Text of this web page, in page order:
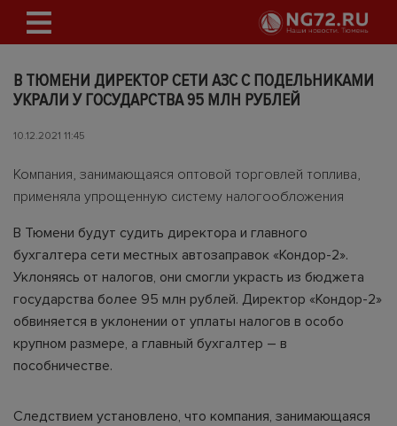
В ТЮМЕНИ ДИРЕКТОР СЕТИ АЗС С ПОДЕЛЬНИКАМИ
УКРАЛИ У ГОСУДАРСТВА 95 МЛН РУБЛЕЙ
10.12.2021 11:45
Компания, занимающаяся оптовой торговлей топлива,
применяла упрощенную систему налогообложения
В Тюмени будут судить директора и главного
бухгалтера сети местных автозаправок «Кондор-2».
Уклоняясь от налогов, они смогли украсть из бюджета
государства более 95 млн рублей. Директор «Кондор-2»
обвиняется в уклонении от уплаты налогов в особо
крупном размере, а главный бухгалтер – в
пособничестве.
Следствием установлено, что компания, занимающаяся